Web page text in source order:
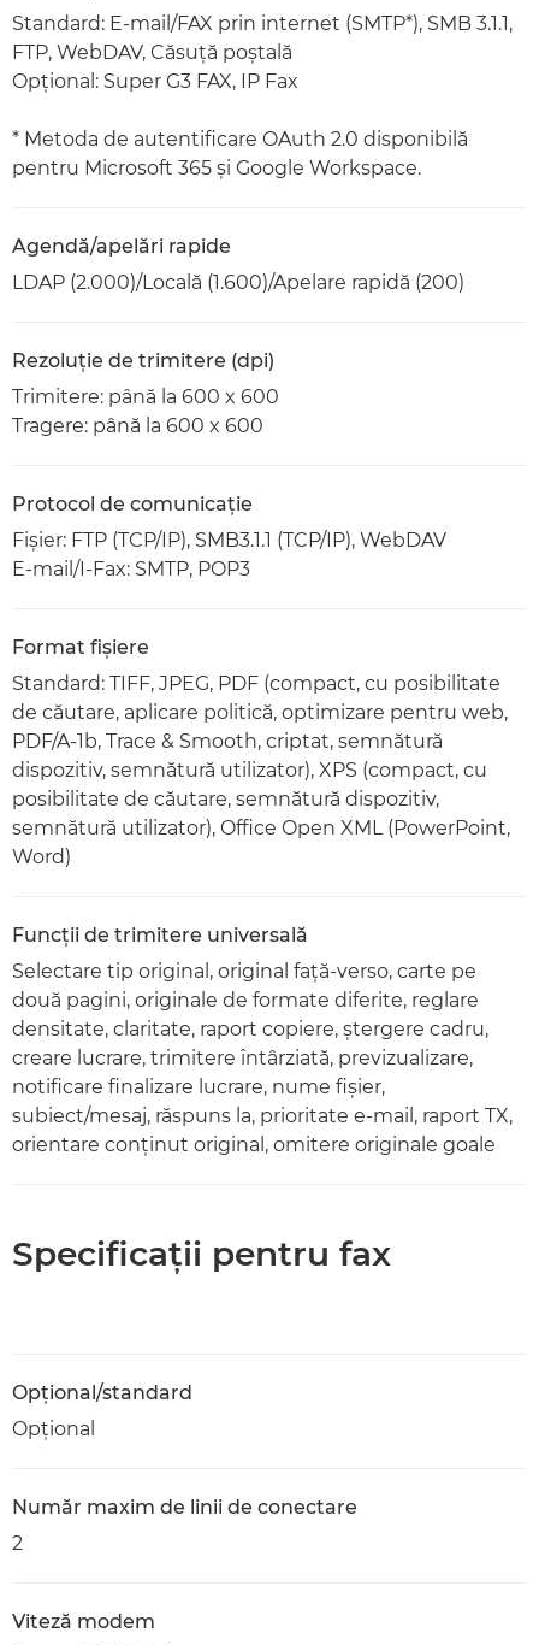
Standard: E-mail/FAX prin internet (SMTP*), SMB 3.1.1,
FTP, WebDAV, Căsuţă poştală
Opţional: Super G3 FAX, IP Fax
* Metoda de autentificare OAuth 2.0 disponibilă
pentru Microsoft 365 şi Google Workspace.
Agendă/apelări rapide
LDAP (2.000)/Locală (1.600)/Apelare rapidă (200)
Rezoluţie de trimitere (dpi)
Trimitere: până la 600 x 600
Tragere: până la 600 x 600
Protocol de comunicaţie
Fişier: FTP (TCP/IP), SMB3.1.1 (TCP/IP), WebDAV
E-mail/I-Fax: SMTP, POP3
Format fişiere
Standard: TIFF, JPEG, PDF (compact, cu posibilitate
de căutare, aplicare politică, optimizare pentru web,
PDF/A-1b, Trace & Smooth, criptat, semnătură
dispozitiv, semnătură utilizator), XPS (compact, cu
posibilitate de căutare, semnătură dispozitiv,
semnătură utilizator), Office Open XML (PowerPoint,
Word)
Funcţii de trimitere universală
Selectare tip original, original faţă-verso, carte pe
două pagini, originale de formate diferite, reglare
densitate, claritate, raport copiere, ştergere cadru,
creare lucrare, trimitere întârziată, previzualizare,
notificare finalizare lucrare, nume fişier,
subiect/mesaj, răspuns la, prioritate e-mail, raport TX,
orientare conţinut original, omitere originale goale
Specificaţii pentru fax
Opţional/standard
Opţional
Număr maxim de linii de conectare
2
Viteză modem